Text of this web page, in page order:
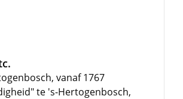
vanaf 1767
te 's-Hertogenbosch,